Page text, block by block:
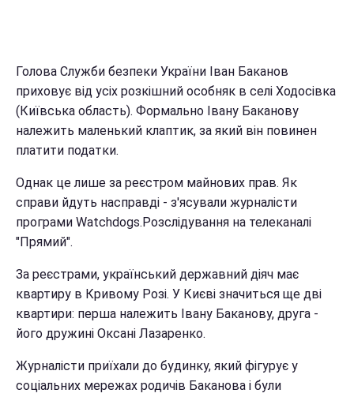
Голова Служби безпеки України Іван Баканов
приховує від усіх розкішний особняк в селі Ходосівка
(Київська область). Формально Івану Баканову
належить маленький клаптик, за який він повинен
платити податки.
Однак це лише за реєстром майнових прав. Як
справи йдуть насправді - з'ясували журналісти
програми Watchdogs.Розслідування на телеканалі
"Прямий".
За реєстрами, український державний діяч має
квартиру в Кривому Розі. У Києві значиться ще дві
квартири: перша належить Івану Баканову, друга -
його дружині Оксані Лазаренко.
Журналісти приїхали до будинку, який фігурує у
соціальних мережах родичів Баканова і були